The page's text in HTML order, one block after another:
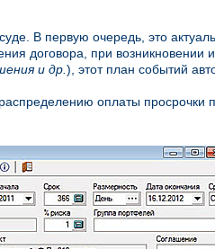
В первую очередь, это
договора, при возникновении
и др. ), этот план событий
оплаты просрочки